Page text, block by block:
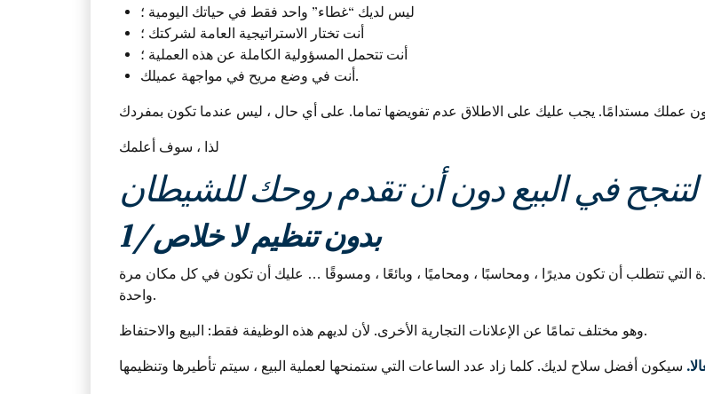
ليس لديك “غطاء” واحد فقط في حياتك اليومية ؛
أنت تختار الاستراتيجية العامة لشركتك ؛
أنت تتحمل المسؤولية الكاملة عن هذه العملية ؛
أنت في وضع مريح في مواجهة عميلك.
لذا ، سوف أعلمك
1 / بدون تنظيم لا خلاص
التي تتطلب أن تكون مديرًا ، ومحاسبًا ، ومحاميًا ، وبائعًا ، ومسوقًا … عليك أن تكون في كل مكان مرة
واحدة.
وهو مختلف تمامًا عن الإعلانات التجارية الأخرى. لأن لديهم هذه الوظيفة فقط: البيع والاحتفاظ.